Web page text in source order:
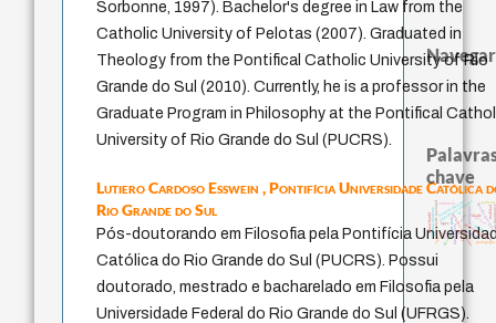
Sorbonne, 1997). Bachelor's degree in Law from the
Catholic University of Pelotas (2007). Graduated in
Theology from the Pontifical Catholic University of Rio
Grande do Sul (2010). Currently, he is a professor in the
Graduate Program in Philosophy at the Pontifical
University of Rio Grande do Sul (PUCRS).
Lutiero Cardoso Esswein ,Pontifícia Universidade Católica
Rio Grande do Sul
Pós-doutorando em Filosofia pela Pontifícia
Católica do Rio Grande do Sul (PUCRS). Possui
doutorado, mestrado e bacharelado em Filosofia pela
Universidade Federal do Rio Grande do Sul (UFRGS).
Navegar
chave
fundamentalismo
jacobi
protágoras
experiência temporal
metafísica do tempogénero
idade
intolerância
identidade nacionalhomem-medida filosofia brasileira
j.c.m. neto
palavra
perdón
leyes
violencia
logos
pedagogia
lei
desejo
internal relations mind
therapy
animais
viktor frankl realidad